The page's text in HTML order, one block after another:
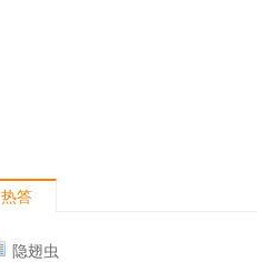
热答
隐翅虫